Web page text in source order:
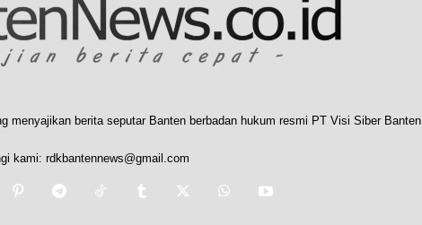
menyajikan berita seputar Banten berbadan hukum resmi PT Visi Siber Banten
kami: rdkbantennews@gmail.com